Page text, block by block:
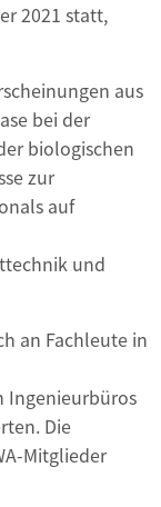
2021 statt,
aus
bei der
biologischen
zur
auf
und
an Fachleute in
Ingenieurbüros
Die
Mitglieder